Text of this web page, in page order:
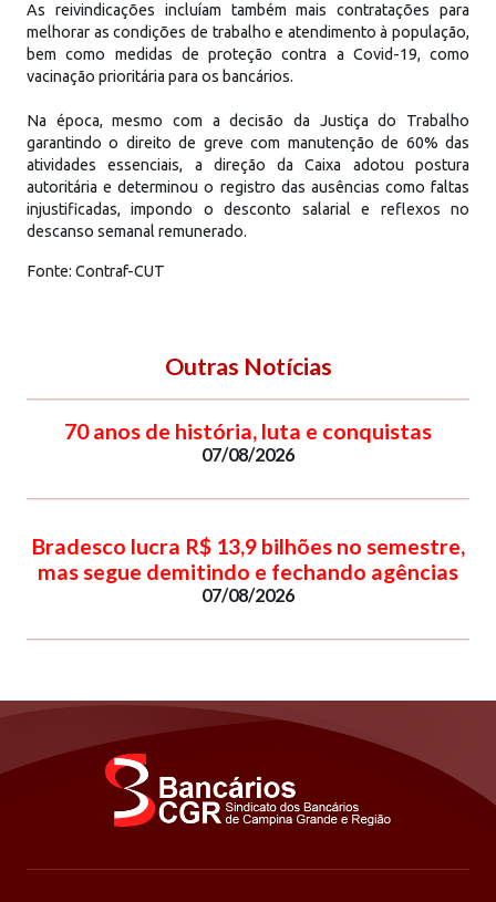
As reivindicações incluíam também mais contratações para
melhorar as condições de trabalho e atendimento à população,
bem como medidas de proteção contra a Covid-19, como
vacinação prioritária para os bancários.
Na época, mesmo com a decisão da Justiça do Trabalho
garantindo o direito de greve com manutenção de 60% das
atividades essenciais, a direção da Caixa adotou postura
autoritária e determinou o registro das ausências como faltas
injustificadas, impondo o desconto salarial e reflexos no
descanso semanal remunerado.
Fonte: Contraf-CUT
Outras Notícias
70 anos de história, luta e conquistas
07/08/2026
Bradesco lucra R$ 13,9 bilhões no semestre,
mas segue demitindo e fechando agências
07/08/2026